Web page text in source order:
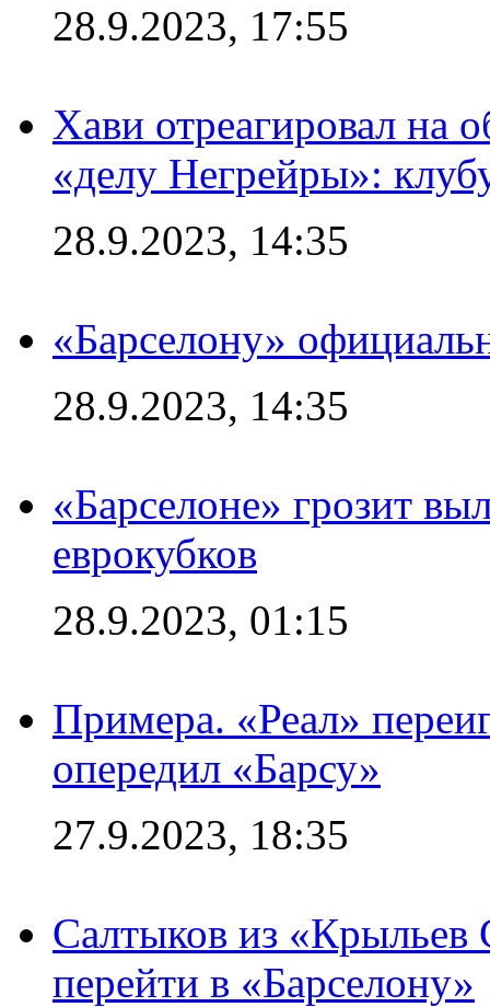
28.9.2023, 17:55
Хави отреагировал на
«делу Негрейры»:
28.9.2023, 14:35
«Барселону»
28.9.2023, 14:35
«Барселоне» грозит
еврокубков
28.9.2023, 01:15
Примера. «Реал»
опередил «Барсу»
27.9.2023, 18:35
Салтыков из «Крыльев
перейти в «Барселону»